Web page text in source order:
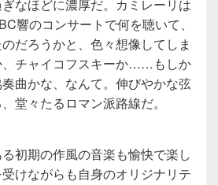
なほどに濃厚だ。カミレーリは
響のコンサートで何を聴いて、
だろうかと、色々想像してしま
、チャイコフスキーか……もしか
曲かな、なんて。伸びやかな弦
堂々たるロマン派路線だ。
初期の作風の音楽も愉快で楽し
けながらも自身のオリジナリテ